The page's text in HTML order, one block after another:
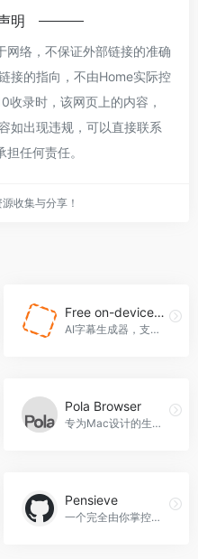
明
络，不保证外部链接的准确
接的指向，不由Home实际控
录时，该网页上的内容，
如出现违规，可以直接联系
任何责任。
收集与分享！
Free on-device AI captions or subtitles generator
AI字幕生成器，支持视频文件即时字幕生成。Free on-device AI captions or subtitles generator官网入口网址
Pola Browser
专为Mac设计的生产力浏览器，具备智能组织、多模式、隐私保护等特性
Pensieve
一个完全由你掌控数据的「被动记录」项目。